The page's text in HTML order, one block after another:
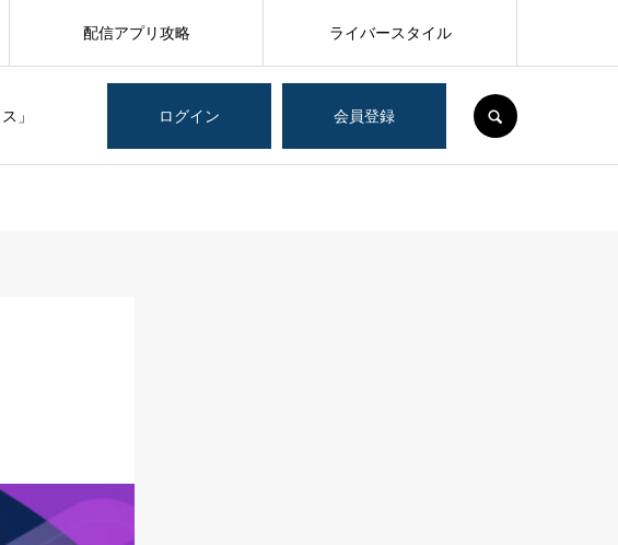
」 ログイン 会員登録
配信アプリ攻略 ライバースタイル